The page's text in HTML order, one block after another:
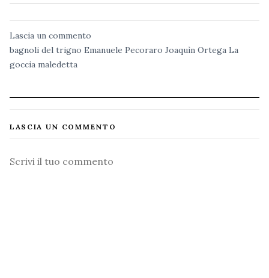
Lascia un commento
bagnoli del trigno Emanuele Pecoraro Joaquìn Ortega La
goccia maledetta
LASCIA UN COMMENTO
Commento